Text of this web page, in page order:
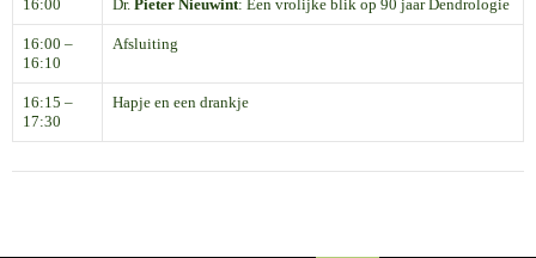
16:00
Dr. Pieter Nieuwint: Een vrolijke blik op 90 jaar Dendrologie
16:00 –
16:10
Afsluiting
16:15 –
17:30
Hapje en een drankje